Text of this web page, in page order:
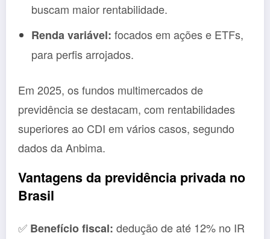
buscam maior rentabilidade.
Renda variável: focados em ações e ETFs,
para perfis arrojados.
Em 2025, os fundos multimercados de
previdência se destacam, com rentabilidades
superiores ao CDI em vários casos, segundo
dados da Anbima.
Vantagens da previdência privada no
Brasil
✅ Benefício fiscal: dedução de até 12% no IR